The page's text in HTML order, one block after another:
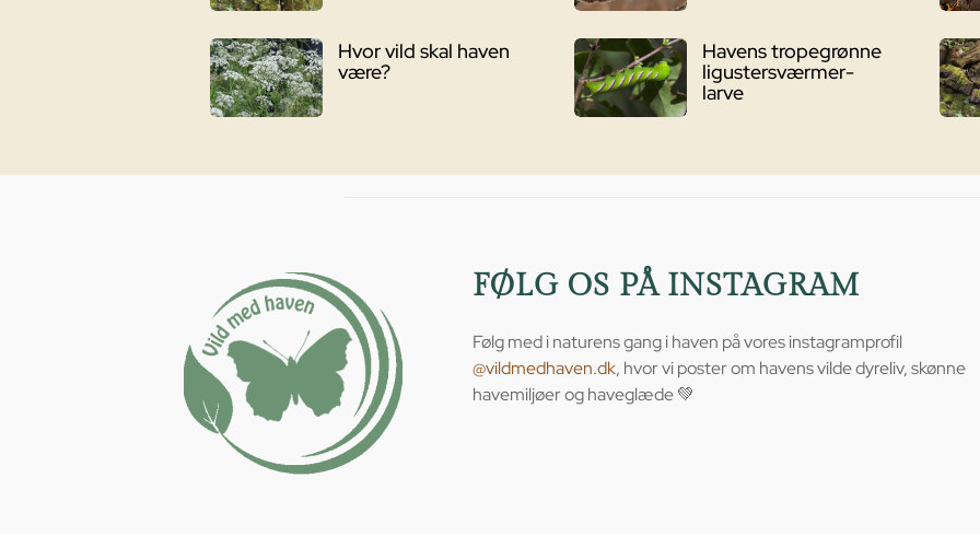
Hvor vild skal haven
være?
Havens tropegrønne
ligustersværmer-
larve
FØLG OS PÅ INSTAGRAM
Følg med i naturens gang i haven på vores instagramprofil
@vildmedhaven.dk, hvor vi poster om havens vilde dyreliv, skønne
havemiljøer og haveglæde 💚